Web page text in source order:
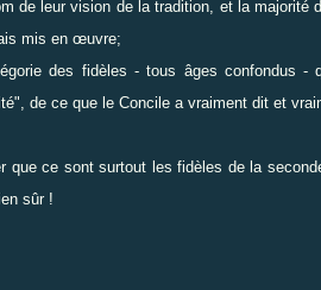
de leur vision de la tradition, et la
mis en œuvre;
des fidèles - tous âges confondus -
de ce que le Concile a vraiment dit et
que ce sont surtout les fidèles de la
sûr !